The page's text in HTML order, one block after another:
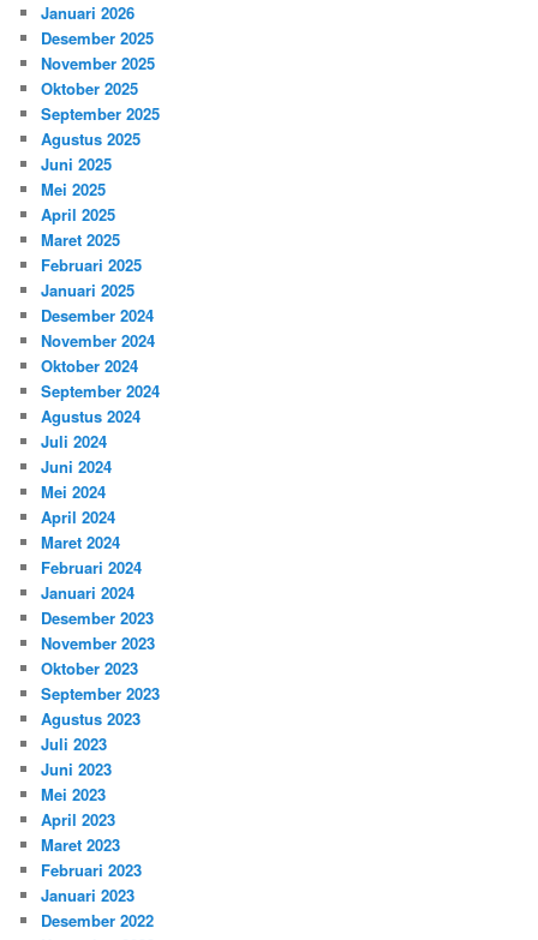
Januari 2026
Desember 2025
November 2025
Oktober 2025
September 2025
Agustus 2025
Juni 2025
Mei 2025
April 2025
Maret 2025
Februari 2025
Januari 2025
Desember 2024
November 2024
Oktober 2024
September 2024
Agustus 2024
Juli 2024
Juni 2024
Mei 2024
April 2024
Maret 2024
Februari 2024
Januari 2024
Desember 2023
November 2023
Oktober 2023
September 2023
Agustus 2023
Juli 2023
Juni 2023
Mei 2023
April 2023
Maret 2023
Februari 2023
Januari 2023
Desember 2022